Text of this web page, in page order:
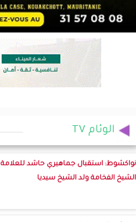
الوئام TV
نواكشوط: استقبال جماهيري حاشد للعلامة
الشيخ الفخامة ولد الشيخ سيديا